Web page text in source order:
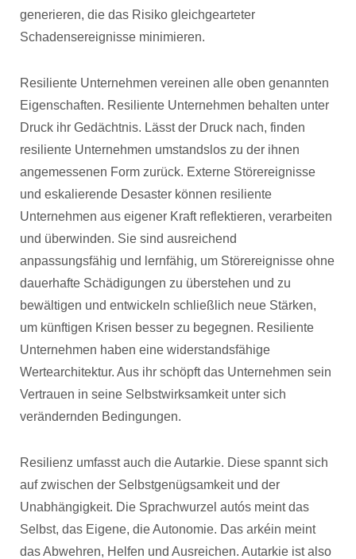
generieren, die das Risiko gleichgearteter
Schadensereignisse minimieren.
Resiliente Unternehmen vereinen alle oben genannten
Eigenschaften. Resiliente Unternehmen behalten unter
Druck ihr Gedächtnis. Lässt der Druck nach, finden
resiliente Unternehmen umstandslos zu der ihnen
angemessenen Form zurück. Externe Störereignisse
und eskalierende Desaster können resiliente
Unternehmen aus eigener Kraft reflektieren, verarbeiten
und überwinden. Sie sind ausreichend
anpassungsfähig und lernfähig, um Störereignisse ohne
dauerhafte Schädigungen zu überstehen und zu
bewältigen und entwickeln schließlich neue Stärken,
um künftigen Krisen besser zu begegnen. Resiliente
Unternehmen haben eine widerstandsfähige
Wertearchitektur. Aus ihr schöpft das Unternehmen sein
Vertrauen in seine Selbstwirksamkeit unter sich
verändernden Bedingungen.
Resilienz umfasst auch die Autarkie. Diese spannt sich
auf zwischen der Selbstgenügsamkeit und der
Unabhängigkeit. Die Sprachwurzel autós meint das
Selbst, das Eigene, die Autonomie. Das arkéin meint
das Abwehren, Helfen und Ausreichen. Autarkie ist also